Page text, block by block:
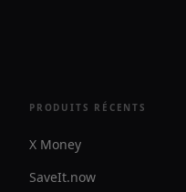
PRODUITS RÉCENTS
X Money
SaveIt.now